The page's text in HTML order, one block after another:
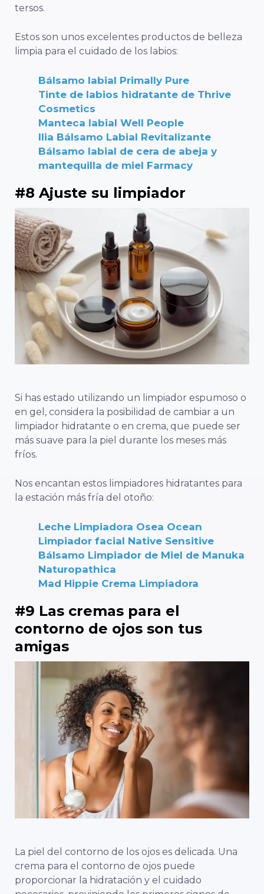
tersos.
Estos son unos excelentes productos de belleza
limpia para el cuidado de los labios:
Bálsamo labial Primally Pure
Tinte de labios hidratante de Thrive
Cosmetics
Manteca labial Well People
Ilia Bálsamo Labial Revitalizante
Bálsamo labial de cera de abeja y
mantequilla de miel Farmacy
#8 Ajuste su limpiador
Si has estado utilizando un limpiador espumoso o
en gel, considera la posibilidad de cambiar a un
limpiador hidratante o en crema, que puede ser
más suave para la piel durante los meses más
fríos.
Nos encantan estos limpiadores hidratantes para
la estación más fría del otoño:
Leche Limpiadora Osea Ocean
Limpiador facial Native Sensitive
Bálsamo Limpiador de Miel de Manuka
Naturopathica
Mad Hippie Crema Limpiadora
#9 Las cremas para el
contorno de ojos son tus
amigas
La piel del contorno de los ojos es delicada. Una
crema para el contorno de ojos puede
proporcionar la hidratación y el cuidado